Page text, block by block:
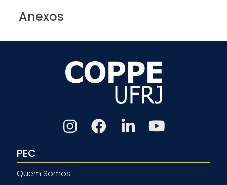
Anexos
PEC
Quem Somos